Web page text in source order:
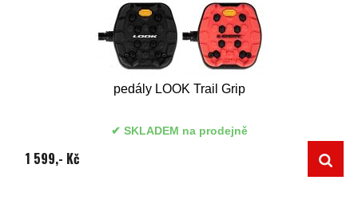
pedály LOOK Trail Grip
SKLADEM na prodejně
1 599,- Kč